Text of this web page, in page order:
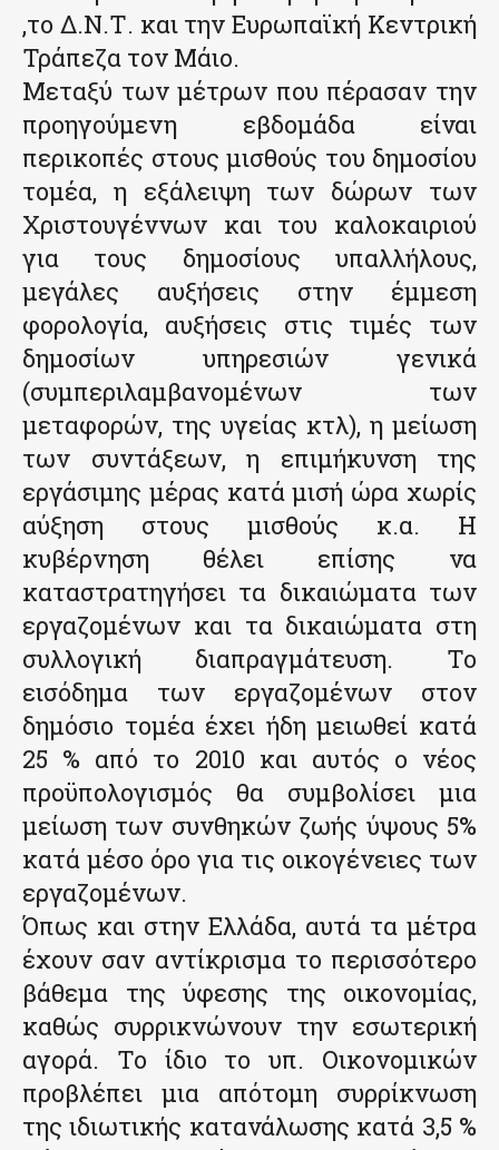
,το Δ.Ν.Τ. και την Ευρωπαϊκή Κεντρική
Τράπεζα τον Μάιο.
Μεταξύ των μέτρων που πέρασαν την
προηγούμενη εβδομάδα είναι
περικοπές στους μισθούς του δημοσίου
τομέα, η εξάλειψη των δώρων των
Χριστουγέννων και του καλοκαιριού
για τους δημοσίους υπαλλήλους,
μεγάλες αυξήσεις στην έμμεση
φορολογία, αυξήσεις στις τιμές των
δημοσίων υπηρεσιών γενικά
(συμπεριλαμβανομένων των
μεταφορών, της υγείας κτλ), η μείωση
των συντάξεων, η επιμήκυνση της
εργάσιμης μέρας κατά μισή ώρα χωρίς
αύξηση στους μισθούς κ.α. Η
κυβέρνηση θέλει επίσης να
καταστρατηγήσει τα δικαιώματα των
εργαζομένων και τα δικαιώματα στη
συλλογική διαπραγμάτευση. Το
εισόδημα των εργαζομένων στον
δημόσιο τομέα έχει ήδη μειωθεί κατά
25 % από το 2010 και αυτός ο νέος
προϋπολογισμός θα συμβολίσει μια
μείωση των συνθηκών ζωής ύψους 5%
κατά μέσο όρο για τις οικογένειες των
εργαζομένων.
Όπως και στην Ελλάδα, αυτά τα μέτρα
έχουν σαν αντίκρισμα το περισσότερο
βάθεμα της ύφεσης της οικονομίας,
καθώς συρρικνώνουν την εσωτερική
αγορά. Το ίδιο το υπ. Οικονομικών
προβλέπει μια απότομη συρρίκνωση
της ιδιωτικής κατανάλωσης κατά 3,5 %